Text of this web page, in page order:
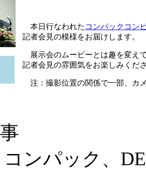
本日行なわれた コンパックコン
記者会見の模様をお届けします。
展示会のムービーとは趣を変え
記者会見の雰囲気をお楽しみくだ
注：撮影位置の関係で一部、カ
コンパック、